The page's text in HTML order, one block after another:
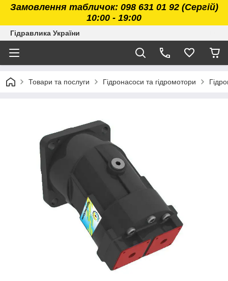
Замовлення табличок: 098 631 01 92 (Сергій)
10:00 - 19:00
Гідравлика України
Товари та послуги Гідронасоси та гідромотори